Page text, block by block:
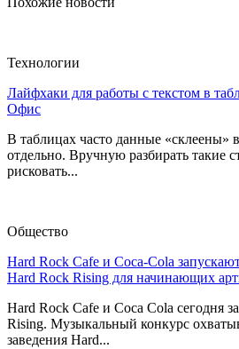
Технологии
Лайфхаки для работы с текстом в
Офис
В таблицах часто данные «склеены»
отдельно. Вручную разбирать такие
рисковать...
Общество
Hard Rock Cafe и Coca-Cola
Hard Rock Rising для начинающих
Hard Rock Cafe и Coca Cola сегодня
Rising. Музыкальный конкурс
заведения Hard...